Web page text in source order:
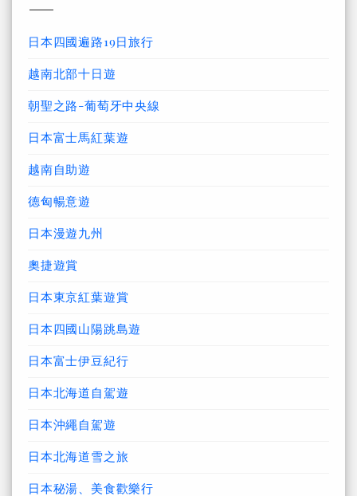
日本四國遍路19日旅行
越南北部十日遊
朝聖之路-葡萄牙中央線
日本富士馬紅葉遊
越南自助遊
德匈暢意遊
日本漫遊九州
奧捷遊賞
日本東京紅葉遊賞
日本四國山陽跳島遊
日本富士伊豆紀行
日本北海道自駕遊
日本沖繩自駕遊
日本北海道雪之旅
日本秘湯、美食歡樂行